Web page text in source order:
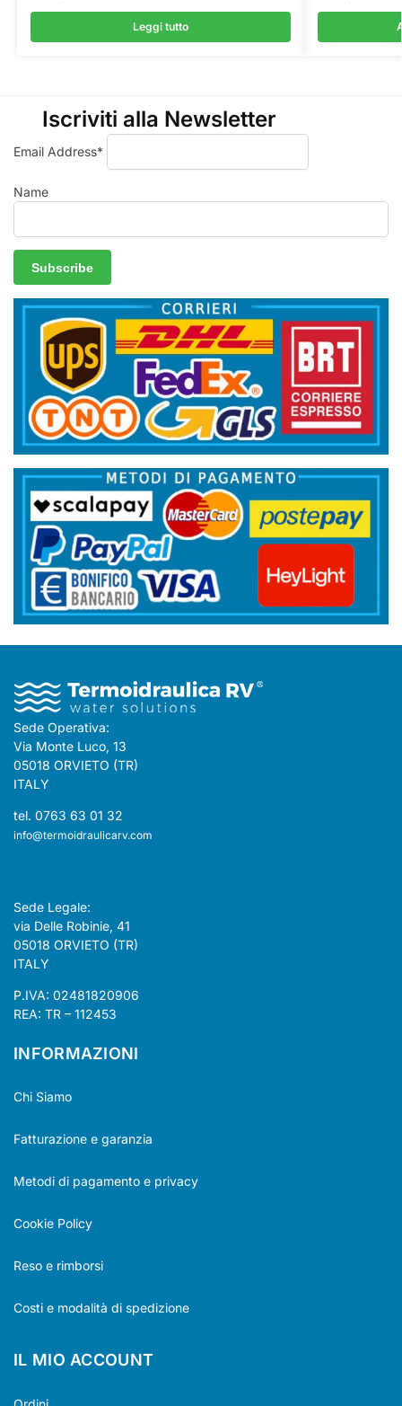
Leggi tutto
Iscriviti alla Newsletter
Email Address*
Name
Sede Operativa:
Via Monte Luco, 13
05018 ORVIETO (TR)
ITALY
tel. 0763 63 01 32
info@termoidraulicarv.com
Sede Legale:
via Delle Robinie, 41
05018 ORVIETO (TR)
ITALY
P.IVA: 02481820906
REA: TR – 112453
INFORMAZIONI
Chi Siamo
Fatturazione e garanzia
Metodi di pagamento e privacy
Cookie Policy
Reso e rimborsi
Costi e modalità di spedizione
IL MIO ACCOUNT